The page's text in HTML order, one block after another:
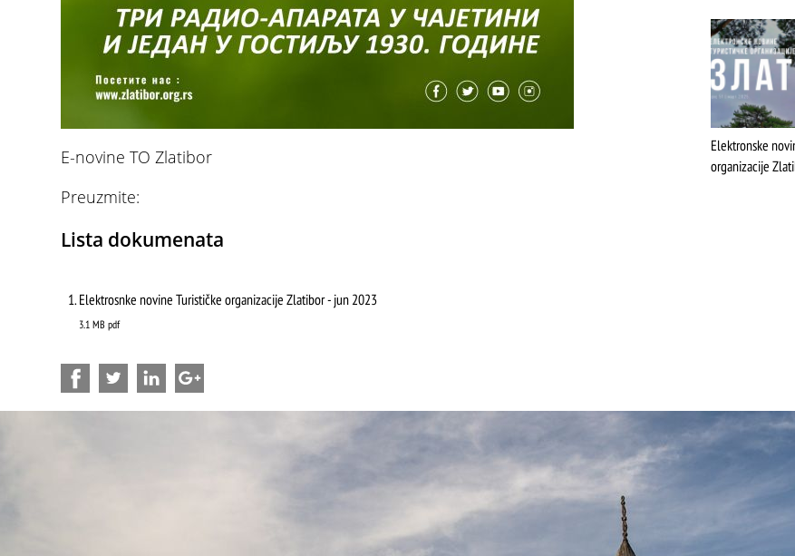
E-novine TO Zlatibor
Preuzmite:
Lista dokumenata
Elektrosnke novine Turističke organizacije Zlatibor - jun 2023
3.1 MB pdf
Elektronske
organizacije